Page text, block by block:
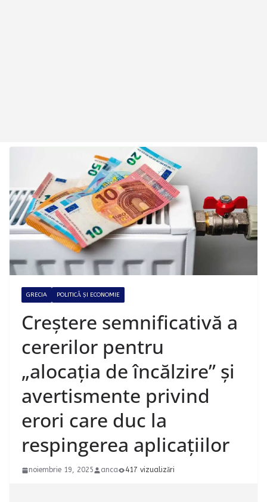
GRECIA POLITICĂ ȘI ECONOMIE
Creștere semnificativă a
cererilor pentru
„alocația de încălzire” și
avertismente privind
erori care duc la
respingerea aplicațiilor
noiembrie 19, 2025 anca 417 vizualizări